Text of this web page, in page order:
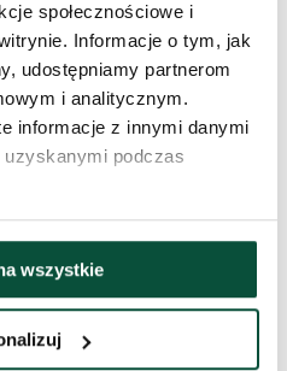
społecznościowe i
Informacje o tym, jak
udostępniamy partnerom
i analitycznym.
informacje z innymi danymi
podczas
wszystkie